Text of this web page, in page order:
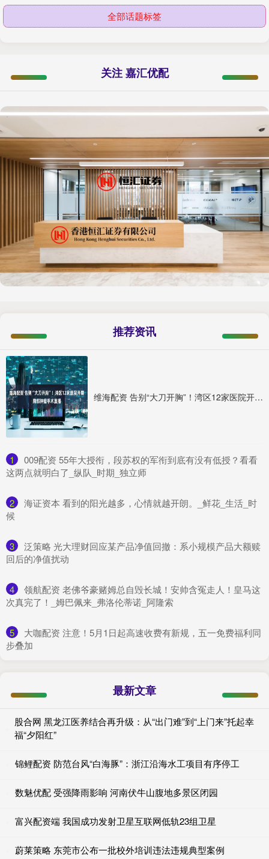
全部话题标签
关注 嘉汇优配
推荐资讯
维海配资 告别“大刀开胸”！湾区12家医院开展胸部肿瘤手术直播
1
​009配资 55年大授衔，段苏权的军衔到底有没有低授？看看
这两点就明白了_纵队_时期_独立师
2
​海证资本 看到的阳光越多，心情就越开朗。_鲜花_生活_时
候
3
​泛策略 光大理财回应某产品净值回撤：系小规模产品大额赎
回后的净值扰动
4
​领航配资 老佛爷豪赌姆总自毁长城！安帅含冤走人！皇马这
次真完了！_姆巴佩来_弗洛伦蒂诺_阿隆索
5
​大咖配资 注意！5月1日起高速收费有新规，五一免费福利同
步叠加
最新文章
股合网 黑龙江医养结合再升级：从“出门难”到“上门来”托起幸
福“夕阳红”
锦鲤配资 防范台风“白海豚”：浙江沿海水工项目有序停工
数魅优配 受强降雨影响 河南伏牛山腹地多景区闭园
富兴配资端 我国成功发射卫星互联网低轨23组卫星
蔚莱策略 东莞市公布一批校外培训违法违规典型案例